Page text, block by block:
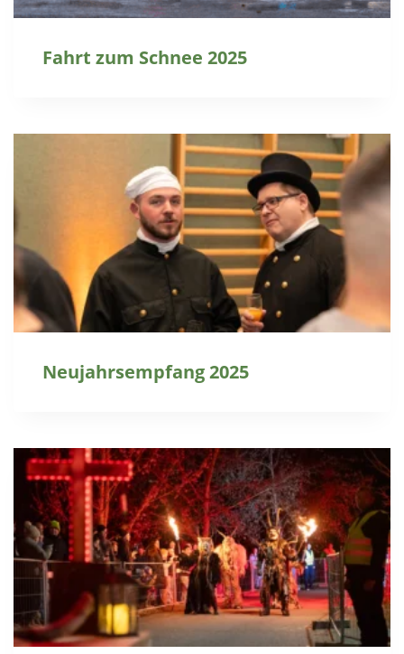
Fahrt zum Schnee 2025
Neujahrsempfang 2025